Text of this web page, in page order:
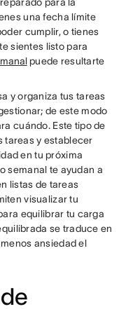
para la
una fecha límite
cumplir, o tienes
sientes listo para
puede resultarte
y organiza tus tareas
de este modo
cuándo. Este tipo de
tareas y establecer
en tu próxima
semanal te ayudan a
listas de tareas
visualizar tu
equilibrar tu carga
se traduce en
ansiedad el